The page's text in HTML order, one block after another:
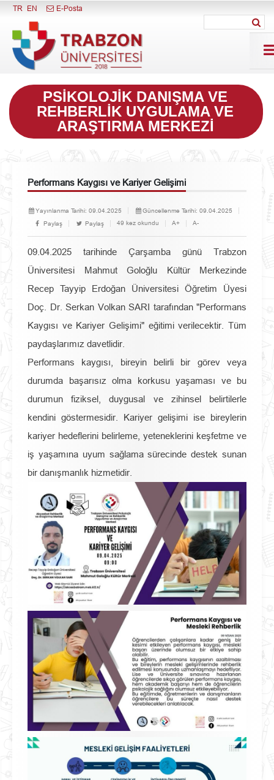
Menüyü Kapat
TR EN E-Posta
PSIKOLOJIK DANIŞMA VE
REHBERLIK UYGULAMA VE
ARAŞTIRMA MERKEZI
Performans Kaygısı ve Kariyer Gelişimi
Yayınlanma Tarihi: 09.04.2025 Güncellenme Tarihi: 09.04.2025
Paylaş
Paylaş 49 kez okundu A+ A-
09.04.2025 tarihinde Çarşamba günü Trabzon
Üniversitesi Mahmut Goloğlu Kültür Merkezinde
Recep Tayyip Erdoğan Üniversitesi Öğretim Üyesi
Doç. Dr. Serkan Volkan SARI tarafından "Performans
Kaygısı ve Kariyer Gelişimi" eğitimi verilecektir. Tüm
paydaşlarımız davetlidir.
Performans kaygısı, bireyin belirli bir görev veya
durumda başarısız olma korkusu yaşaması ve bu
durumun fiziksel, duygusal ve zihinsel belirtilerle
kendini göstermesidir. Kariyer gelişimi ise bireylerin
kariyer hedeflerini belirleme, yeteneklerini keşfetme ve
iş yaşamına uyum sağlama sürecinde destek sunan
bir danışmanlık hizmetidir.